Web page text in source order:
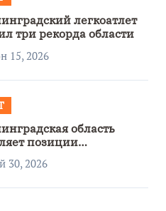
легкоатлет
три рекорда области
15, 2026
область
позиции
региона
30, 2026